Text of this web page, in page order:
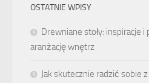
OSTATNIE WPISY
Drewniane stoły: inspiracje i
aranżację wnętrz
Jak skutecznie radzić sobie